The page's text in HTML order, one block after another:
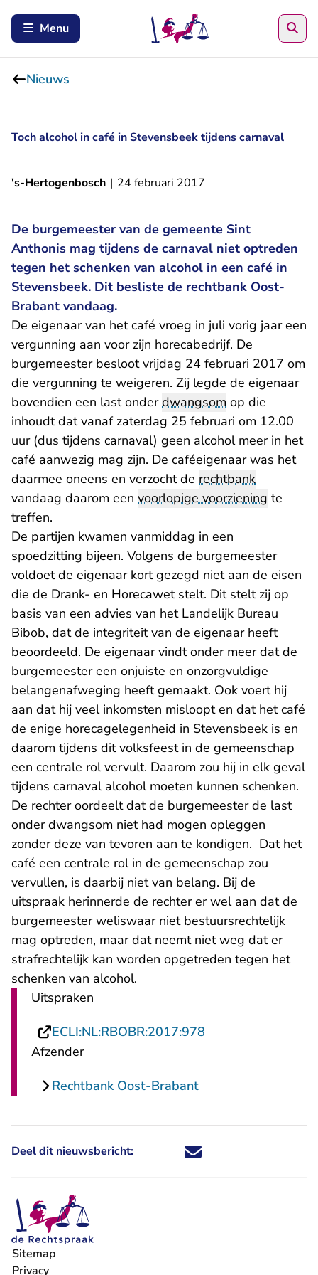
Menu
Nieuws
Toch alcohol in café in Stevensbeek tijdens carnaval
's-Hertogenbosch | 24 februari 2017
De burgemeester van de gemeente Sint
Anthonis mag tijdens de carnaval niet optreden
tegen het schenken van alcohol in een café in
Stevensbeek. Dit besliste de rechtbank Oost-
Brabant vandaag.
De eigenaar van het café vroeg in juli vorig jaar een
vergunning aan voor zijn horecabedrijf. De
burgemeester besloot vrijdag 24 februari 2017 om
die vergunning te weigeren. Zij legde de eigenaar
bovendien een last onderdwangsom op die
inhoudt dat vanaf zaterdag 25 februari om 12.00
uur (dus tijdens carnaval) geen alcohol meer in het
café aanwezig mag zijn. De caféeigenaar was het
daarmee oneens en verzocht de rechtbank
vandaag daarom een voorlopige voorziening te
treffen.
De partijen kwamen vanmiddag in een
spoedzitting bijeen. Volgens de burgemeester
voldoet de eigenaar kort gezegd niet aan de eisen
die de Drank- en Horecawet stelt. Dit stelt zij op
basis van een advies van het Landelijk Bureau
Bibob, dat de integriteit van de eigenaar heeft
beoordeeld. De eigenaar vindt onder meer dat de
burgemeester een onjuiste en onzorgvuldige
belangenafweging heeft gemaakt. Ook voert hij
aan dat hij veel inkomsten misloopt en dat het café
de enige horecagelegenheid in Stevensbeek is en
daarom tijdens dit volksfeest in de gemeenschap
een centrale rol vervult. Daarom zou hij in elk geval
tijdens carnaval alcohol moeten kunnen schenken.
De rechter oordeelt dat de burgemeester de last
onder dwangsom niet had mogen opleggen
zonder deze van tevoren aan te kondigen. Dat het
café een centrale rol in de gemeenschap zou
vervullen, is daarbij niet van belang. Bij de
uitspraak herinnerde de rechter er wel aan dat de
burgemeester weliswaar niet bestuursrechtelijk
mag optreden, maar dat neemt niet weg dat er
strafrechtelijk kan worden opgetreden tegen het
schenken van alcohol.
Uitspraken
ECLI:NL:RBOBR:2017:978
Afzender
Rechtbank Oost-Brabant
Deel dit nieuwsbericht: Deel dit nieuwsbericht via X -
Deel dit nieuwsbericht via
Deel dit nieuwsbericht
Deel dit
Sitemap
Privacy